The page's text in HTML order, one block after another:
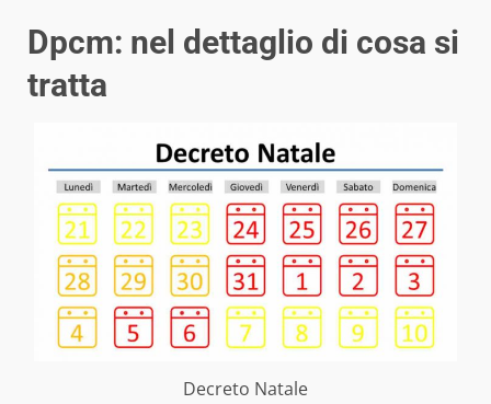
Dpcm: nel dettaglio di cosa si
tratta
Decreto Natale